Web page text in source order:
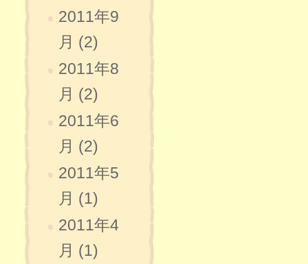
2011年9
月 (2)
2011年8
月 (2)
2011年6
月 (2)
2011年5
月 (1)
2011年4
月 (1)